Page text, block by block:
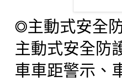
◎主動式安全
主動式安全防
車車距警示、